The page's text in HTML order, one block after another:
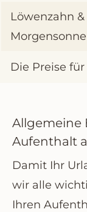
Löwenzahn &
Morgensonne
Die Preise
Allgemeine
Aufenthalt
Damit Ihr
wir alle
Ihren